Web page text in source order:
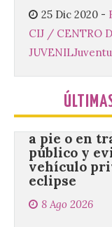
25 Dic 2020 -
CIJ / CENTRO
JUVENIL
de la tauromaquia
de los incendios.
vuelve a […]
Santander
a pie o en
público y
vehículo
eclipse
8 Ago 2026